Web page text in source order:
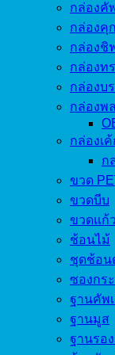
กล่องคั
กล่องคุ
กล่องชิ
กล่องท
กล่องบ
กล่องพ
กล่องเ
ก
ขวด
ขวดบีบ
ขวดแก้ว
ช้อนไม้
ชุดช้อน
ซองกร
ฐานคัพ
ฐานมูส
ฐานรอ